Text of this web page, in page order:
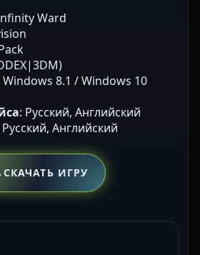
Ward
8.1 / Windows 10
: Русский, Английский
Русский, Английский
СКАЧАТЬ ИГРУ